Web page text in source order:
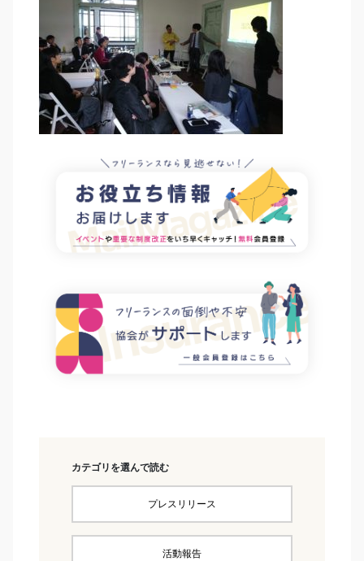
カテゴリを選んで読む
プレスリリース
活動報告